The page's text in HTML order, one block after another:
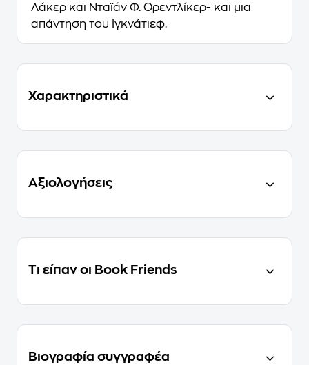
Λάκερ και Nταϊάν Φ. Oρεντλίκερ- και μια
απάντηση του Iγκνάτιεφ.
Χαρακτηριστικά
Αξιολογήσεις
Τι είπαν οι Book Friends
Βιογραφία συγγραφέα